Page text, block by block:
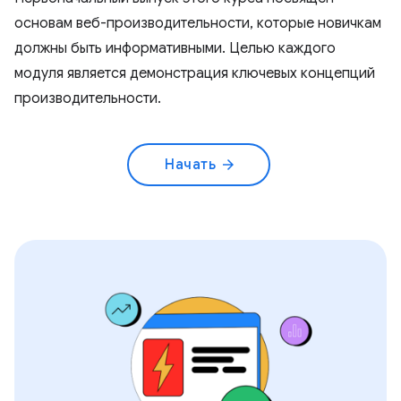
основам веб-производительности, которые новичкам
должны быть информативными. Целью каждого
модуля является демонстрация ключевых концепций
производительности.
Начать arrow_forward